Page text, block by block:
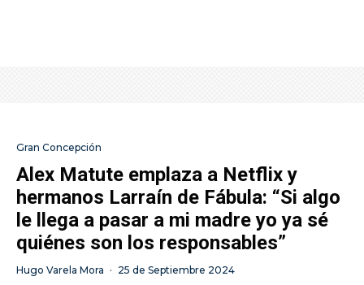
Gran Concepción
Alex Matute emplaza a Netflix y
hermanos Larraín de Fábula: “Si algo
le llega a pasar a mi madre yo ya sé
quiénes son los responsables”
Hugo Varela Mora · 25 de Septiembre 2024